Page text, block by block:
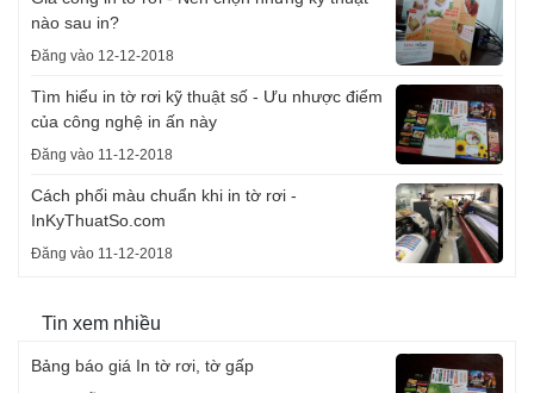
nào sau in?
Đăng vào 12-12-2018
Tìm hiểu in tờ rơi kỹ thuật số - Ưu nhược điểm
của công nghệ in ấn này
Đăng vào 11-12-2018
Cách phối màu chuẩn khi in tờ rơi -
InKyThuatSo.com
Đăng vào 11-12-2018
Tin xem nhiều
Bảng báo giá In tờ rơi, tờ gấp